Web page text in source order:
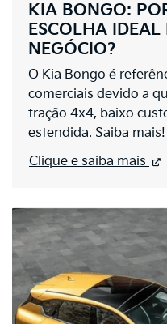
KIA BONGO:
ESCOLHA IDEAL
NEGÓCIO?
O Kia Bongo é
comerciais devido a
tração 4x4, baixo
estendida. Saiba mais!
Clique e saiba mais